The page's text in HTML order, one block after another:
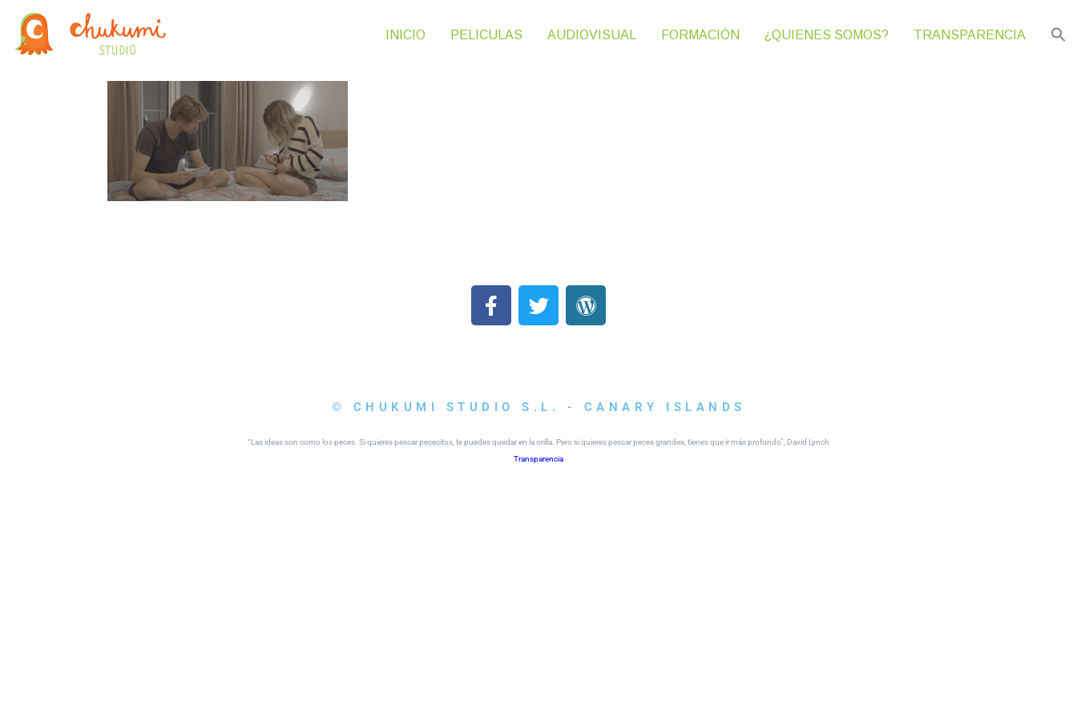
INICIO PELICULAS AUDIOVISUAL FORMACIÓN ¿QUIENES SOMOS? TRANSPARENCIA
© CHUKUMI STUDIO S.L. - CANARY ISLANDS
“Las ideas son como los peces. Si quieres pescar pececitos, te puedes quedar en la orilla. Pero si quieres pescar peces grandes, tienes que ir más profundo”, David Lynch
Transparencia